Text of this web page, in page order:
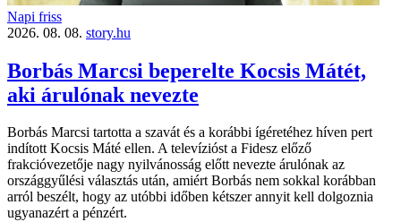
Napi friss
2026. 08. 08. story.hu
Borbás Marcsi beperelte Kocsis Mátét,
aki árulónak nevezte
Borbás Marcsi tartotta a szavát és a korábbi ígéretéhez híven pert
indított Kocsis Máté ellen. A televízióst a Fidesz előző
frakcióvezetője nagy nyilvánosság előtt nevezte árulónak az
országgyűlési választás után, amiért Borbás nem sokkal korábban
arról beszélt, hogy az utóbbi időben kétszer annyit kell dolgoznia
ugyanazért a pénzért.